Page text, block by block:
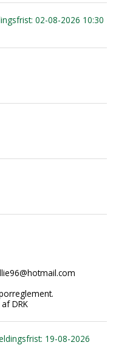
02-08-2026 10:30
DRK
19-08-2026